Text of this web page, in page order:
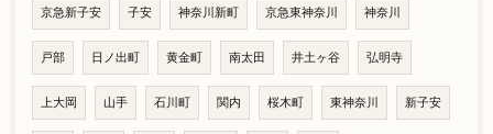
京急新子安 子安 神奈川新町 京急東神奈川 神奈川
戸部 日ノ出町 黄金町 南太田 井土ヶ谷 弘明寺
上大岡 山手 石川町 関内 桜木町 東神奈川 新子安